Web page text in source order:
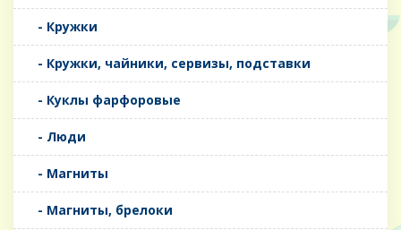
- Кружки
- Кружки, чайники, сервизы, подставки
- Куклы фарфоровые
- Люди
- Магниты
- Магниты, брелоки